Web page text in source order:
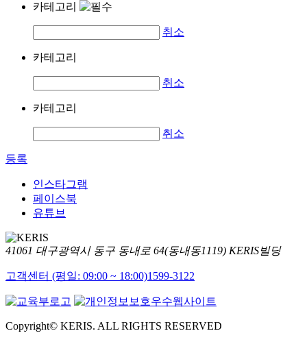
카테고리
취소
카테고리
취소
카테고리
취소
등록
인스타그램
페이스북
유튜브
41061 대구광역시 동구 동내로 64(동내동1119) KERIS빌딩
고객센터 (평일: 09:00 ~ 18:00)1599-3122
Copyright© KERIS. ALL RIGHTS RESERVED